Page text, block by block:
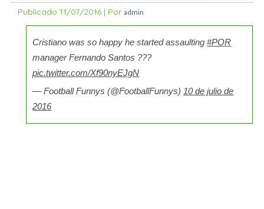
Publicado 11/07/2016 | Por admin
Cristiano was so happy he started assaulting#POR
manager Fernando Santos ???
pic.twitter.com/Xf90nyEJgN
— Football Funnys (@FootballFunnys)10 de julio de
2016